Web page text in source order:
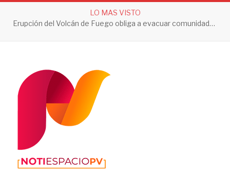
LO MAS VISTO
Jalisco registra sus primeros dos casos de ciclosporiasis; autoridades descartan contagios locales